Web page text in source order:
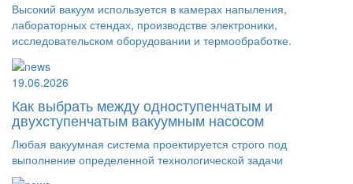
Высокий вакуум используется в камерах напыления,
лабораторных стендах, производстве электроники,
исследовательском оборудовании и термообработке.
19.06.2026
Как выбрать между одноступенчатым и
двухступенчатым вакуумным насосом
Любая вакуумная система проектируется строго под
выполнение определенной технологической задачи